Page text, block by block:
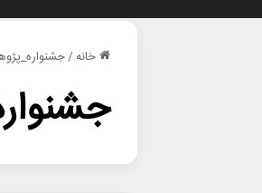
خانه/